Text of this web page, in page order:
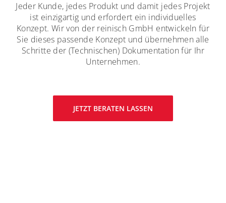
Jeder Kunde, jedes Produkt und damit jedes Projekt
ist einzigartig und erfordert ein individuelles
Konzept. Wir von der reinisch GmbH entwickeln für
Sie dieses passende Konzept und übernehmen alle
Schritte der (Technischen) Dokumentation für Ihr
Unternehmen.
JETZT BERATEN LASSEN